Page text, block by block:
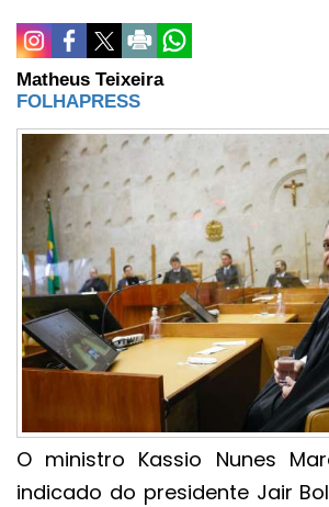
Matheus Teixeira
FOLHAPRESS
O ministro Kassio Nunes
indicado do presidente Jair